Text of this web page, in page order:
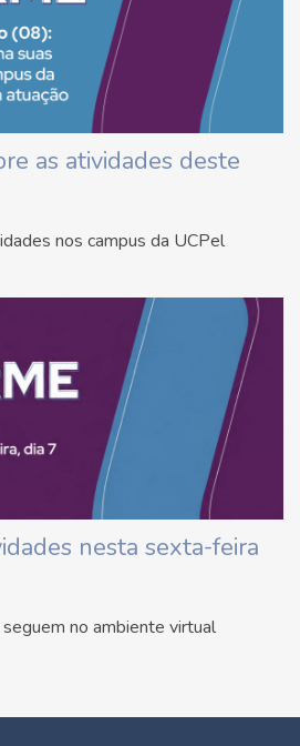
as atividades deste
nos campus da UCPel
nesta sexta-feira
no ambiente virtual